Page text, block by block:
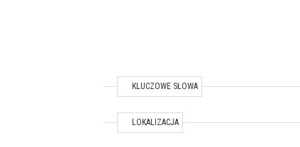
TEMAT / LOKALIZACJA
KLUCZOWE SŁOWA
LOKALIZACJA